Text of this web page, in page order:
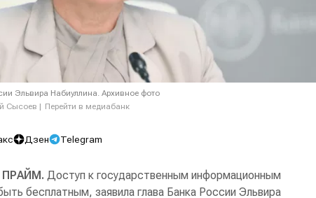
Эльвира Набиуллина. Архивное фото
Сысоев
Перейти в медиабанк
Дзен Telegram
ПРАЙМ. Доступ к государственным информационным
бесплатным, заявила глава Банка России Эльвира